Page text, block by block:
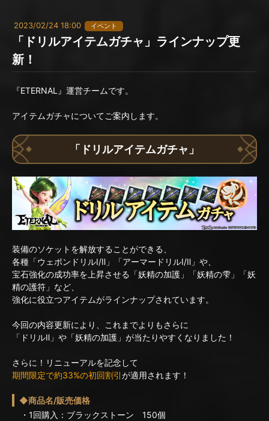
2023/02/24 18:00 イベント
「ドリルアイテムガチャ」ラインナップ更
新！
『ETERNAL』運営チームです。
アイテムガチャについてご案内します。
「ドリルアイテムガチャ」
装備のソケットを解放することができる、
各種「ウェポンドリルⅠ/Ⅱ」「アーマードリルⅠ/Ⅱ」や、
宝石強化の成功率を上昇させる「妖精の加護」「妖精の雫」「妖
精の護符」など、
強化に役立つアイテムがラインナップされています。
今回の内容更新により、これまでよりもさらに
「ドリルⅡ」や「妖精の加護」が当たりやすくなりました！
さらに！リニューアルを記念して
期間限定で約33%の初回割引が適用されます！
◆商品名/販売価格
・1回購入：ブラックストーン 150個